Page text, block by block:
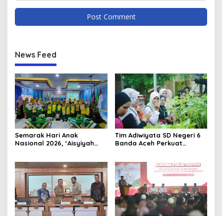
News Feed
Semarak Hari Anak
Nasional 2026, ‘Aisyiyah
Universitas Ahmad Dahlan
Aceh
Tim Adiwiyata SD Negeri 6
Banda Aceh Perkuat
Goes to School”